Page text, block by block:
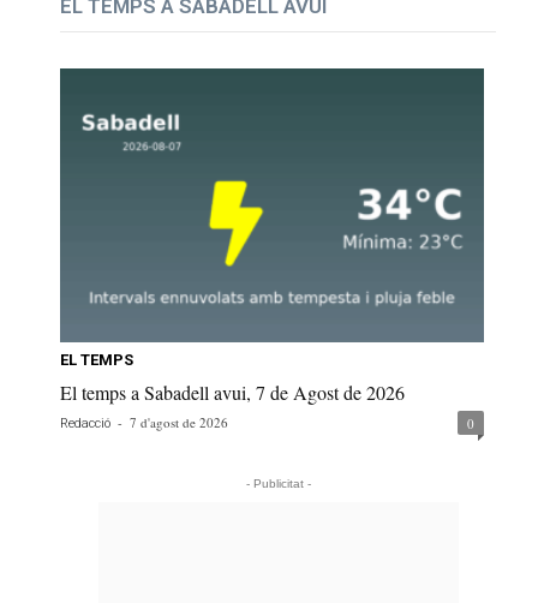
EL TEMPS A SABADELL AVUI
EL TEMPS
El temps a Sabadell avui, 7 de Agost de 2026
Redacció - 7 d'agost de 2026 0
- Publicitat -